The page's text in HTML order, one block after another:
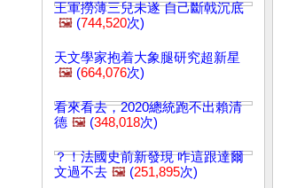
王軍撈薄三兒未遂 自己斷戟沉底
🖼️ (744,520次)
天文學家抱着大象腿研究超新星
🖼️ (664,076次)
看來看去，2020總統跑不出賴清
德 🖼️ (348,018次)
？！法國史前新發現 咋這跟達爾
文過不去 🖼️ (251,895次)